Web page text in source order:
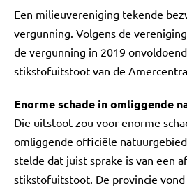
Een milieuvereniging tekende
vergunning. Volgens de
de vergunning in 2019
stikstofuitstoot van de
Enorme schade in omliggende
Die uitstoot zou voor enorme
omliggende officiële
stelde dat juist sprake is van een
stikstofuitstoot. De provincie